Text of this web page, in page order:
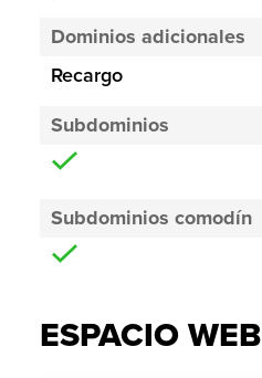
Dominios adicionales
Recargo
Subdominios
Subdominios comodín
ESPACIO WEB